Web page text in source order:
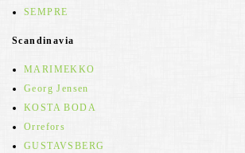
SEMPRE
Scandinavia
MARIMEKKO
Georg Jensen
KOSTA BODA
Orrefors
GUSTAVSBERG